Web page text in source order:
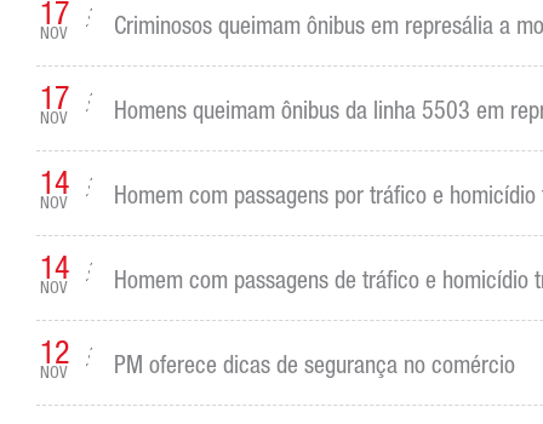
17
NOV Criminosos queimam ônibus em represália a
17
NOV Homens queimam ônibus da linha 5503 em
14
NOV Homem com passagens por tráfico e
14
NOV Homem com passagens de tráfico e homicídio
12
NOV PM oferece dicas de segurança no comércio